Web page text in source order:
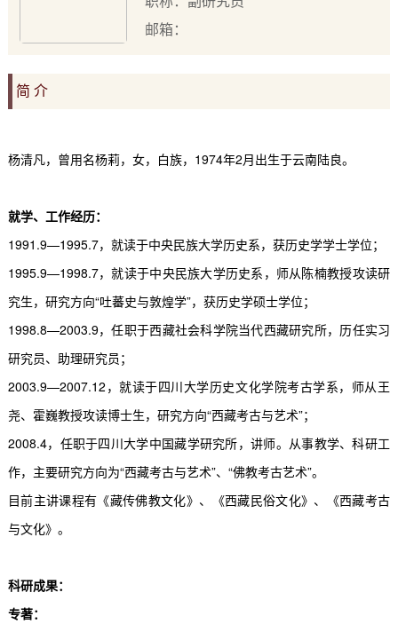
邮箱：
简 介
杨清凡，曾用名杨莉，女，白族， 1974年2月出生于云南陆良。
就学、工作经历：
1991.9—1995.7，就读于中央民族大学历史系，获历史学学士学位；
1995.9—1998.7，就读于中央民族大学历史系，师从陈楠教授攻读研
究生，研究方向“吐蕃史与敦煌学”，获历史学硕士学位；
1998.8—2003.9，任职于西藏社会科学院当代西藏研究所，历任实习
研究员、助理研究员；
2003.9—2007.12 ，就读于四川大学历史文化学院考古学系，师从王
尧、霍巍教授攻读博士生，研究方向“西藏考古与艺术”；
2008.4，任职于四川大学中国藏学研究所，讲师。从事教学、科研工
作，主要研究方向为“西藏考古与艺术”、“佛教考古艺术”。
目前主讲课程有《藏传佛教文化》、《西藏民俗文化》、《西藏考古
与文化》。
科研成果：
专著：